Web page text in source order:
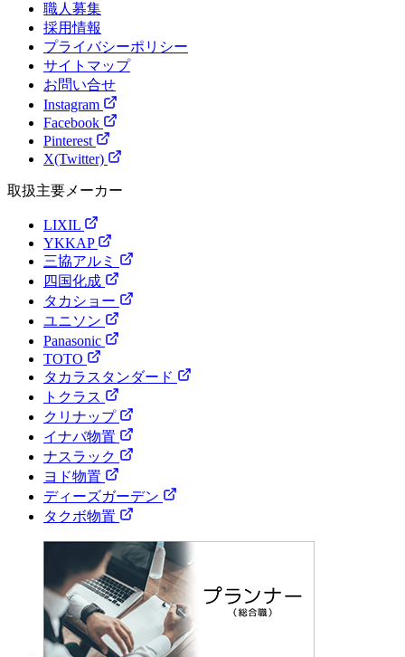
職人募集
採用情報
プライバシーポリシー
サイトマップ
お問い合せ
Instagram
Facebook
Pinterest
X(Twitter)
取扱主要メーカー
LIXIL
YKKAP
三協アルミ
四国化成
タカショー
ユニソン
Panasonic
TOTO
タカラスタンダード
トクラス
クリナップ
イナバ物置
ナスラック
ヨド物置
ディーズガーデン
タクボ物置